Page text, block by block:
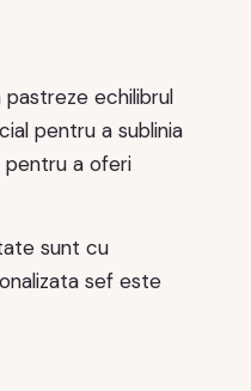
echilibrul
pentru a sublinia
a oferi
sunt cu
sef este